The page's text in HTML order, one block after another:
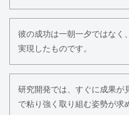
彼の成功は一朝一夕ではなく
実現したものです。
研究開発では、すぐに成果が
で粘り強く取り組む姿勢が求